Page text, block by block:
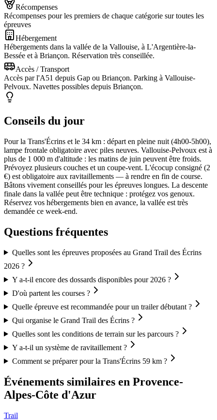
Récompenses
Récompenses pour les premiers de chaque catégorie sur toutes les
épreuves
Hébergement
Hébergements dans la vallée de la Vallouise, à L'Argentière-la-
Bessée et à Briançon. Réservation très conseillée.
Accès / Transport
Accès par l'A51 depuis Gap ou Briançon. Parking à Vallouise-
Pelvoux. Navettes possibles depuis Briançon.
Conseils du jour
Pour la Trans'Écrins et le 34 km : départ en pleine nuit (4h00-5h00),
lampe frontale obligatoire avec piles neuves. Vallouise-Pelvoux est à
plus de 1 000 m d'altitude : les matins de juin peuvent être froids.
Prévoyez plusieurs couches et un coupe-vent. L'écocup consigné (2
€) est obligatoire aux ravitaillements — à rendre en fin de course.
Bâtons vivement conseillés pour les épreuves longues. La descente
finale dans la vallée peut être technique : protégez vos genoux.
Réservez vos hébergements bien en avance, la vallée est très
demandée ce week-end.
Questions fréquentes
Quelles sont les épreuves proposées au Grand Trail des Écrins
2026 ?
Y a-t-il encore des dossards disponibles pour 2026 ?
D'où partent les courses ?
Quelle épreuve est recommandée pour un trailer débutant ?
Qui organise le Grand Trail des Écrins ?
Quelles sont les conditions de terrain sur les parcours ?
Y a-t-il un système de ravitaillement ?
Comment se préparer pour la Trans'Écrins 59 km ?
Événements similaires en Provence-
Alpes-Côte d'Azur
Trail